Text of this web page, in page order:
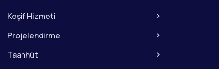
Keşif Hizmeti
Projelendirme
Taahhüt